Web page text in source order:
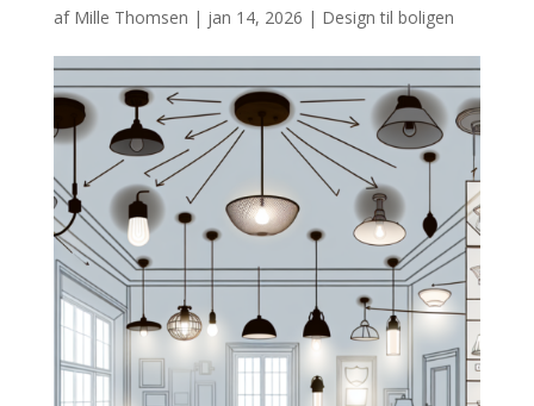
af Mille Thomsen | jan 14, 2026 | Design til boligen